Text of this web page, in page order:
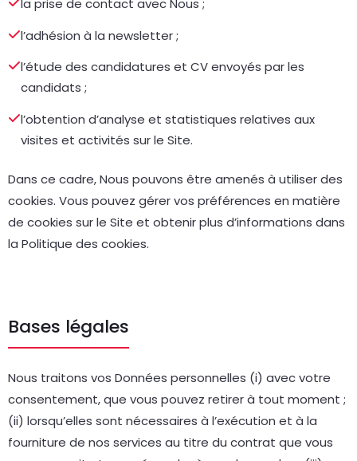
la prise de contact avec Nous ;
l’adhésion à la newsletter ;
l’étude des candidatures et CV envoyés par les
candidats ;
l’obtention d’analyse et statistiques relatives aux
visites et activités sur le Site.
Dans ce cadre, Nous pouvons être amenés à utiliser des
cookies. Vous pouvez gérer vos préférences en matière
de cookies sur le Site et obtenir plus d’informations dans
la Politique des cookies.
Bases légales
Nous traitons vos Données personnelles (i) avec votre
consentement, que vous pouvez retirer à tout moment ;
(ii) lorsqu’elles sont nécessaires à l’exécution et à la
fourniture de nos services au titre du contrat que vous